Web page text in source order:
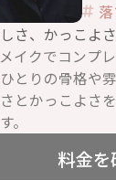
さ、かっこよさ
メイクでコンプ
とりの骨格や
とかっこよさ
。
料金を